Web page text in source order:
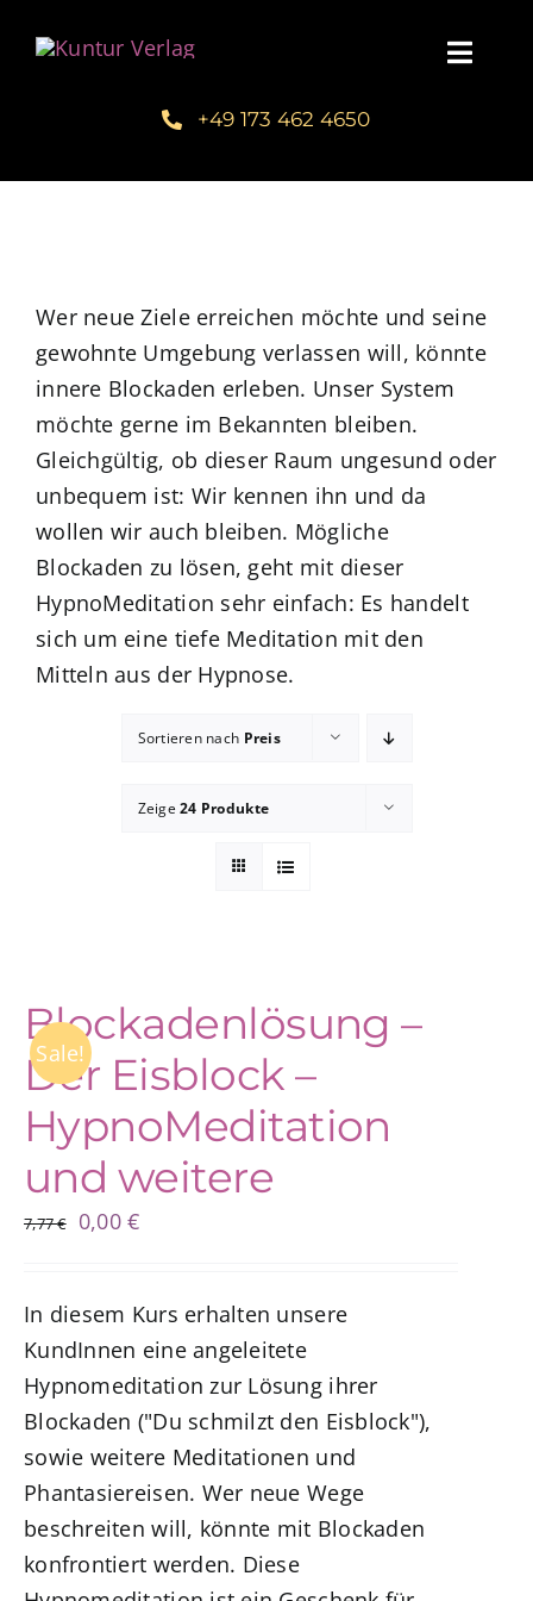
Inhalt
Verlegerin Deborah Bichlmeier
zum Buchhandel
+49 173 462 4650
Wer neue Ziele erreichen möchte und seine
gewohnte Umgebung verlassen will, könnte
innere Blockaden erleben. Unser System
möchte gerne im Bekannten bleiben.
Gleichgültig, ob dieser Raum ungesund oder
unbequem ist: Wir kennen ihn und da
wollen wir auch bleiben. Mögliche
Blockaden zu lösen, geht mit dieser
HypnoMeditation sehr einfach: Es handelt
sich um eine tiefe Meditation mit den
Mitteln aus der Hypnose.
Sortieren nach Preis
Zeige24 Produkte
Sale!
Blockadenlösung –
Der Eisblock –
HypnoMeditation
und weitere
7,77€
Ursprünglicher
7,77 €
0,00€Aktueller
0,00 €.
In diesem Kurs erhalten unsere
KundInnen eine angeleitete
Hypnomeditation zur Lösung ihrer
Blockaden ("Du schmilzt den Eisblock"),
sowie weitere Meditationen und
Phantasiereisen. Wer neue Wege
beschreiten will, könnte mit Blockaden
konfrontiert werden. Diese